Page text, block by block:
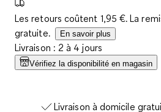
Les retours coûtent 1,95 €. La
gratuite.
En savoir plus
Livraison : 2 à 4 jours
Vérifiez la disponibilité en magasin
Livraison à domicile